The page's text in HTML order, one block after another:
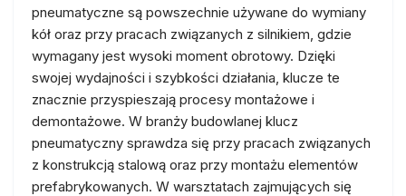
pneumatyczne są powszechnie używane do wymiany
kół oraz przy pracach związanych z silnikiem, gdzie
wymagany jest wysoki moment obrotowy. Dzięki
swojej wydajności i szybkości działania, klucze te
znacznie przyspieszają procesy montażowe i
demontażowe. W branży budowlanej klucz
pneumatyczny sprawdza się przy pracach związanych
z konstrukcją stalową oraz przy montażu elementów
prefabrykowanych. W warsztatach zajmujących się